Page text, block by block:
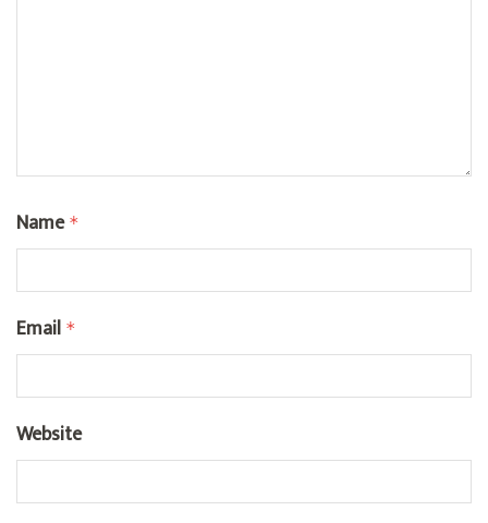
Name *
Email *
Website